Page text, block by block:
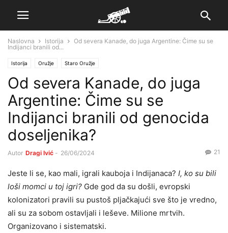
Naslovna Istorija
Od severa Kanade, do juga Argentine: Čime su se
Indijanci branili od...
Istorija Oružje Staro Oružje
Od severa Kanade, do juga
Argentine: Čime su se
Indijanci branili od genocida
doseljenika?
Autor Dragi Ivić - 26/06/2024 21
Jeste li se, kao mali, igrali kauboja i Indijanaca? I, ko su bili
loši momci u toj igri? Gde god da su došli, evropski
kolonizatori pravili su pustoš pljačkajući sve što je vredno,
ali su za sobom ostavljali i leševe. Milione mrtvih.
Organizovano i sistematski.